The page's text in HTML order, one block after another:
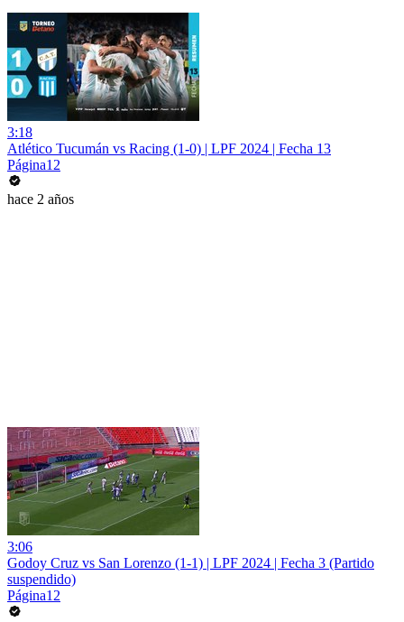
3:18
Atlético Tucumán vs Racing (1-0) | LPF 2024 | Fecha 13
Página12
hace 2 años
3:06
Godoy Cruz vs San Lorenzo (1-1) | LPF 2024 | Fecha 3 (Partido
suspendido)
Página12